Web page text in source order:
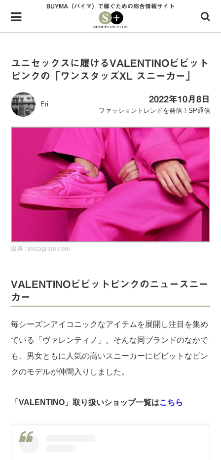
Menu
HOME
34歳独身OLバイマ実践記
無在庫で自由気ままに稼ぐ！バイマ実践記
BUYMAで人気のブランド
BUYMAの売れ筋商品
バイマの疑問に現役パーソナルショッパーが答えてみた
バイマ活動の疑問に売れっ子現役バイヤーが答えてみた
実録！海外ショップで買ってみた！
海外SHOP LIST
BUYMA（バイマ）で稼ぐための総合情報サイト
ユニセックスに履けるVALENTINOビビット
ピンクの「ワンスタッズXL スニーカー」
Eri
2022年10月8日
ファッショントレンドを発信！SP通信
出典 : instagram.com
VALENTINOビビットピンクのニュースニー
カー
毎シーズンアイコニックなアイテムを展開し注目を集め
ている「ヴァレンティノ」。そんな同ブランドのなかで
も、男女ともに人気の高いスニーカーにビビットなピン
クのモデルが仲間入りしました。
「VALENTINO」取り扱いショップ一覧はこちら